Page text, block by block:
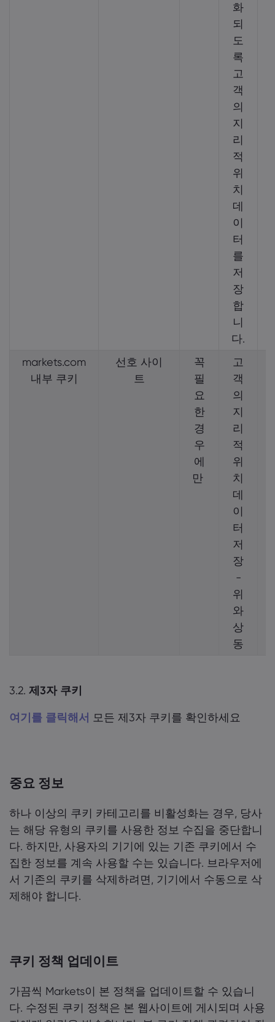
화
되
도
록
고
객
의
지
리
적
위
치
데
이
터
를
저
장
합
니
다.
markets.com
내부 쿠키
선호 사이
트
꼭
필
요
한
경
우
에
만
고
객
의
지
리
적
위
치
데
이
터
저
장
-
위
와
상
동
3.2. 제3자 쿠키
여기를 클릭해서 모든 제3자 쿠키를 확인하세요
중요 정보
하나 이상의 쿠키 카테고리를 비활성화는 경우, 당사
는 해당 유형의 쿠키를 사용한 정보 수집을 중단합니
다. 하지만, 사용자의 기기에 있는 기존 쿠키에서 수
집한 정보를 계속 사용할 수는 있습니다. 브라우저에
서 기존의 쿠키를 삭제하려면, 기기에서 수동으로 삭
제해야 합니다.
쿠키 정책 업데이트
가끔씩 Markets이 본 정책을 업데이트할 수 있습니
다. 수정된 쿠키 정책은 본 웹사이트에 게시되며 사용